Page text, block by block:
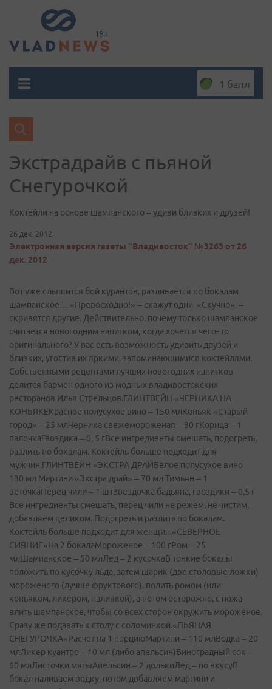
1 балл
Экстрадрайв с пьяной
Cнегурочкой
Коктейли на основе шампанского – удиви близких и друзей!
26 дек. 2012
Электронная версия газеты "Владивосток" №3263 от 26
дек. 2012
Вот уже слышится бой курантов, разливается по бокалам
шампанское… «Превосходно!» – скажут одни. «Скучно», –
скривятся другие. Действительно, почему только шампанское
считается новогодним напитком, когда хочется чего- то
оригинального? У вас есть возможность удивить друзей и
близких, угостив их яркими, запоминающимися коктейлями.
Собственными рецептами лучших новогодних напитков
делится бармен одного из модных владивостокских
ресторанов Илья Стрельцов.ГЛИНТВЕЙН «ЧЕРНИКА НА
КОНЬЯКЕКрасное полусухое вино – 150 млКоньяк «Старый
город» – 25 млЧерника свежемороженая – 30 гКорица – 1
палочкаГвоздика – 0, 5 гВсе ингредиенты смешать, подогреть,
разлить по бокалам. Коктейль больше подходит для
мужчин.ГЛИНТВЕЙН «ЭКСТРА ДРАЙБелое полусухое вино –
130 мл Мартини «Экстра драй» – 70 мл Тимьян – 1
веточкаПерец чили – 1 штЗвездочка бадьяна, гвоздики – 0,5 г
Все ингредиенты смешать, перец чили не режем, не чистим,
добавляем целиком. Подогреть и разлить по бокалам.
Коктейль больше подходит для женщин.«СЕВЕРНОЕ
СИЯНИЕ»На 2 бокалаМороженое – 100 гРом – 25
млШампанское – 50 млЛед – 2 кусочкаВ тонкие бокалы
положить по кусочку льда, затем шарик (две столовые ложки)
мороженого (лучше фруктового), полить ромом (или
коньяком, ликером, наливкой), а потом осторожно, с ножа
влить шампанское, чтобы со всех сторон окружить мороженое.
Сразу же подавать к столу с соломинкой.«ПЬЯНАЯ
СНЕГУРОЧКА»Расчет на 1 порциюМартини – 110 млВодка – 20
млЛикер куантро – 10 мл (либо апельсин)Виноградный сок –
60 млЛисточки мятыАпельсин – 2 долькиЛед – по вкусуВ
бокал наливаем водку, потом добавляем мартини и